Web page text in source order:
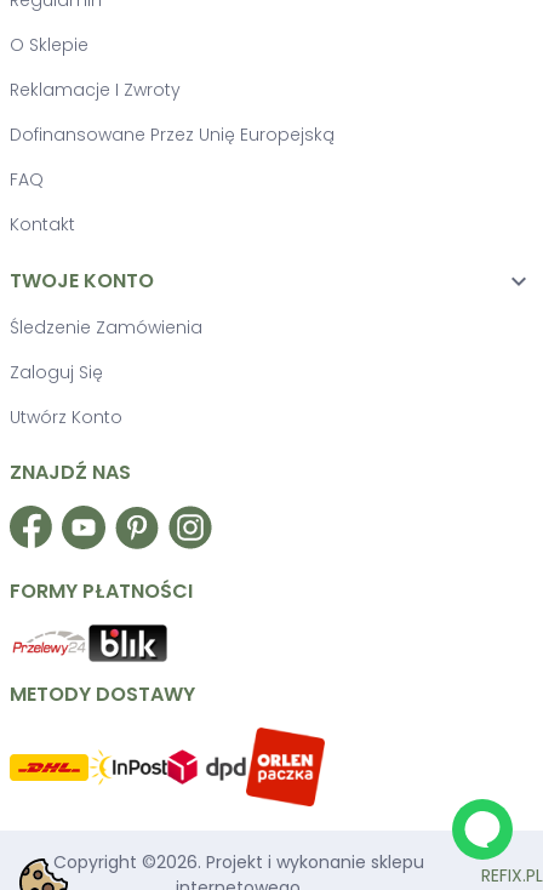
O Sklepie
Reklamacje I Zwroty
Dofinansowane Przez Unię Europejską
FAQ
Kontakt
TWOJE KONTO 
Śledzenie Zamówienia
Zaloguj Się
Utwórz Konto
ZNAJDŹ NAS
FORMY PŁATNOŚCI
METODY DOSTAWY
Copyright ©2026. Projekt i wykonanie sklepu
REFIX.PL